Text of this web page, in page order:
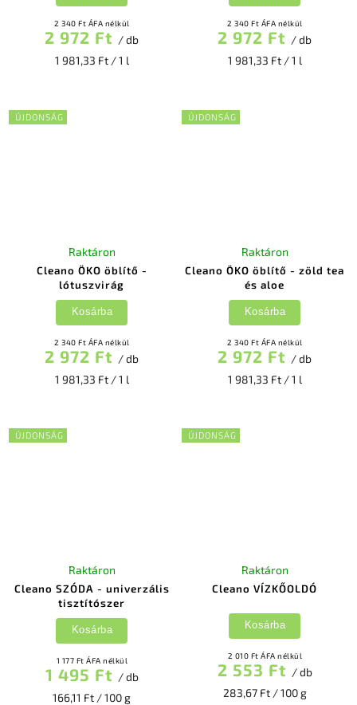
2 340 Ft ÁFA nélkül
2 972 Ft / db
1 981,33 Ft / 1 l
2 340 Ft ÁFA nélkül
2 972 Ft / db
1 981,33 Ft / 1 l
ÚJDONSÁG
Cleano ÖKO öblítő -
lótuszvirág
Raktáron
2 340 Ft ÁFA nélkül
2 972 Ft / db
1 981,33 Ft / 1 l
Kosárba
ÚJDONSÁG
Cleano ÖKO öblítő - zöld tea
és aloe
Raktáron
2 340 Ft ÁFA nélkül
2 972 Ft / db
1 981,33 Ft / 1 l
Kosárba
ÚJDONSÁG
Cleano SZÓDA - univerzális
tisztítószer
Raktáron
1 177 Ft ÁFA nélkül
1 495 Ft / db
166,11 Ft / 100 g
Kosárba
ÚJDONSÁG
Cleano VÍZKŐOLDÓ
Raktáron
2 010 Ft ÁFA nélkül
2 553 Ft / db
283,67 Ft / 100 g
Kosárba